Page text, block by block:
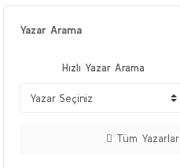
Yazar Arama
Hızlı Yazar Arama
Tüm Yazarlar